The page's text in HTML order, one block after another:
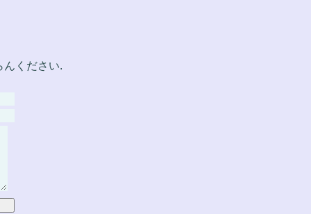
ください.